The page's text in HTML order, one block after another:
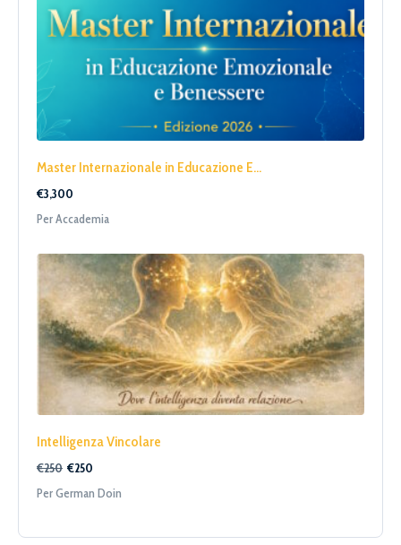
Master Internazionale in Educazione E...
€3,300
Per Accademia
Intelligenza Vincolare
€250 €250
Per German Doin